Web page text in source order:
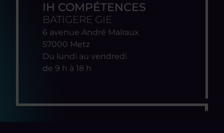
IH COMPÉTENCES
BATIGERE GIE
6 avenue André Malraux
57000 Metz
Du lundi au vendredi
de 9 h à 18 h